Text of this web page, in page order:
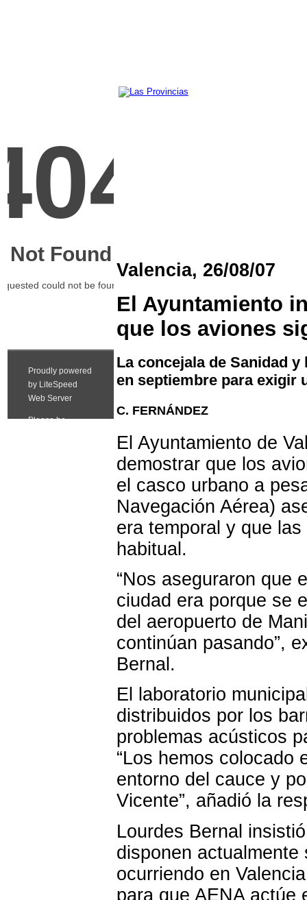
Valencia, 26/08/07
El Ayuntamiento
que los aviones
La concejala de Sanidad
en septiembre para exigir
C. FERNÁNDEZ
El Ayuntamiento de
demostrar que los
el casco urbano a
Navegación Aérea)
era temporal y que
habitual.
“Nos aseguraron que
ciudad era porque se
del aeropuerto de
continúan pasando”,
Bernal.
El laboratorio
distribuidos por los
problemas acústicos
“Los hemos colocado
entorno del cauce y
Vicente”, añadió la
Lourdes Bernal
disponen
ocurriendo en
para que AENA actúe